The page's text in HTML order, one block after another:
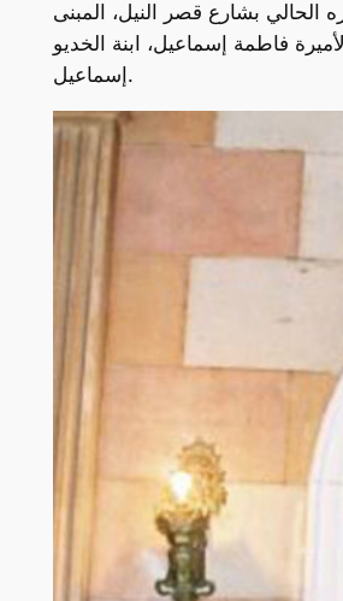
1924 بمقره الحالي بشارع قصر النيل، المبنى
فاطمة إسماعيل، ابنة الخديو
إسماعيل.